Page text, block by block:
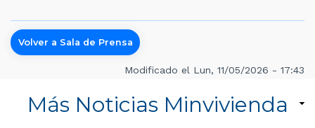
Volver a Sala de Prensa
Modificado el Lun, 11/05/2026 - 17:43
Más Noticias Minvivienda